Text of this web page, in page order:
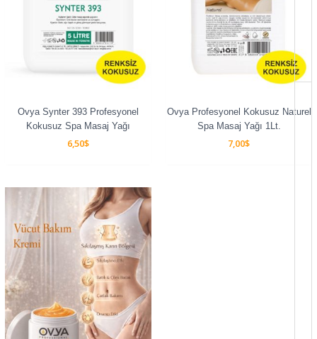
Ovya Synter 393 Profesyonel
Kokusuz Spa Masaj Yağı
6,50$
Ovya Profesyonel Kokusuz Naturel
Spa Masaj Yağı 1Lt.
7,00$